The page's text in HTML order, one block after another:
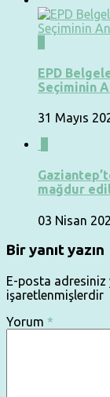
EPD
Seçiminin
31 Mayıs
mağdur
03 Nisan
Bir yanıt yazın
E-posta adresiniz
işaretlenmişlerdir
Yorum *